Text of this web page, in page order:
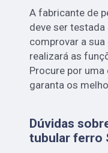
A fabricante de
deve ser
comprovar a
realizará as
Procure por
garanta os
Dúvidas
tubular ferro